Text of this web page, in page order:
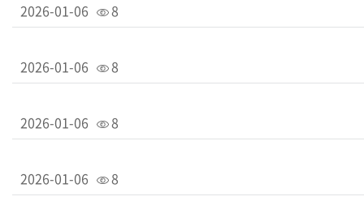
2026-01-06 8
2026-01-06 8
2026-01-06 8
2026-01-06 8